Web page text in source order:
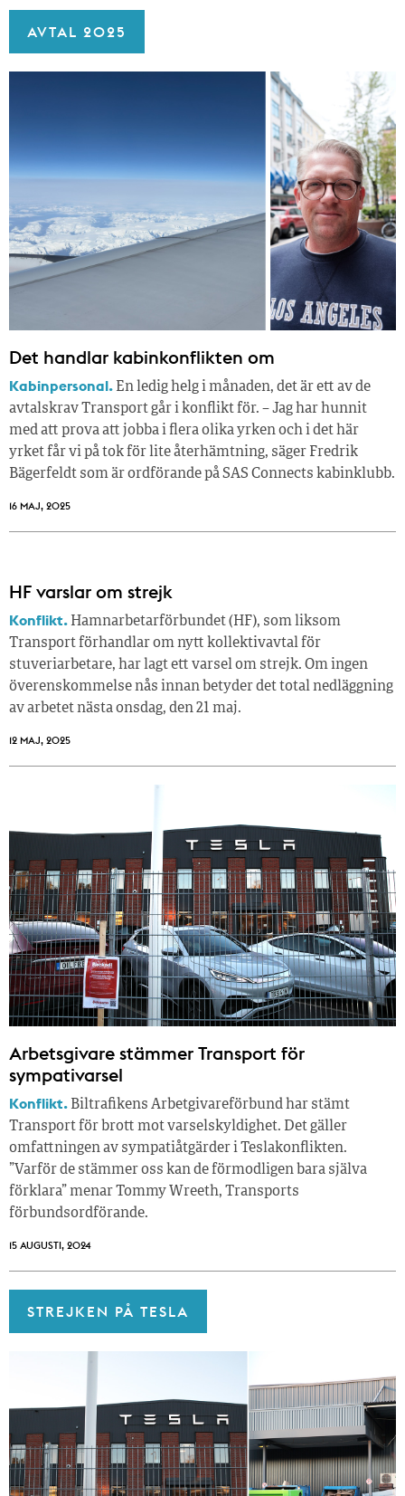
AVTAL 2025
Det handlar kabinkonflikten om
Kabinpersonal. En ledig helg i månaden, det är ett av de
avtalskrav Transport går i konflikt för. – Jag har hunnit
med att prova att jobba i flera olika yrken och i det här
yrket får vi på tok för lite återhämtning, säger Fredrik
Bägerfeldt som är ordförande på SAS Connects kabinklubb.
16 MAJ, 2025
HF varslar om strejk
Konflikt. Hamnarbetarförbundet (HF), som liksom
Transport förhandlar om nytt kollektivavtal för
stuveriarbetare, har lagt ett varsel om strejk. Om ingen
överenskommelse nås innan betyder det total nedläggning
av arbetet nästa onsdag, den 21 maj.
12 MAJ, 2025
Arbetsgivare stämmer Transport för
sympativarsel
Konflikt. Biltrafikens Arbetgivareförbund har stämt
Transport för brott mot varselskyldighet. Det gäller
omfattningen av sympatiåtgärder i Teslakonflikten.
”Varför de stämmer oss kan de förmodligen bara själva
förklara” menar Tommy Wreeth, Transports
förbundsordförande.
15 AUGUSTI, 2024
STREJKEN PÅ TESLA